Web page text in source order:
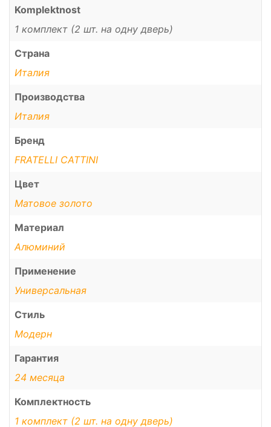
Komplektnost
1 комплект (2 шт. на одну дверь)
Страна
Италия
Производства
Италия
Бренд
FRATELLI CATTINI
Цвет
Матовое золото
Материал
Алюминий
Применение
Универсальная
Стиль
Модерн
Гарантия
24 месяца
Комплектность
1 комплект (2 шт. на одну дверь)